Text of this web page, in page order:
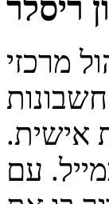
מרכזי
אישית.
עם